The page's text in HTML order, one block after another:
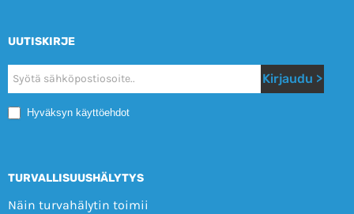
UUTISKIRJE
Nyhetsbrev
Mobile
Kirjaudu >
Hyväksyn käyttöehdot
TURVALLISUUSHÄLYTYS
Näin turvahälytin toimii